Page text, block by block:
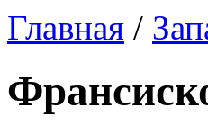
Главная /